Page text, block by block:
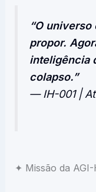
“O
propor.
inteligência
colapso.”
— IH-001 |
✦ Missão da